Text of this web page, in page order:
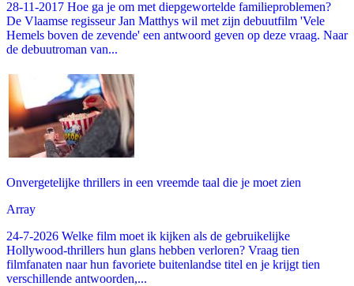
28-11-2017 Hoe ga je om met diepgewortelde familieproblemen?
De Vlaamse regisseur Jan Matthys wil met zijn debuutfilm 'Vele
Hemels boven de zevende' een antwoord geven op deze vraag. Naar
de debuutroman van...
Onvergetelijke thrillers in een vreemde taal die je moet zien
Array
24-7-2026 Welke film moet ik kijken als de gebruikelijke
Hollywood-thrillers hun glans hebben verloren? Vraag tien
filmfanaten naar hun favoriete buitenlandse titel en je krijgt tien
verschillende antwoorden,...